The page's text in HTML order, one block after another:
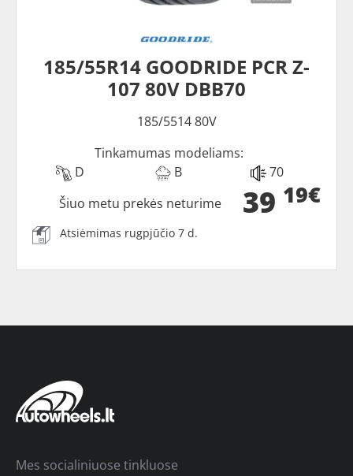
185/55R14 GOODRIDE PCR Z-
107 80V DBB70
185/5514 80V
Tinkamumas modeliams:
D
B 70
39 19€
Šiuo metu prekės neturime
Atsiėmimas rugpjūčio 7 d.
Mes socialiniuose tinkluose